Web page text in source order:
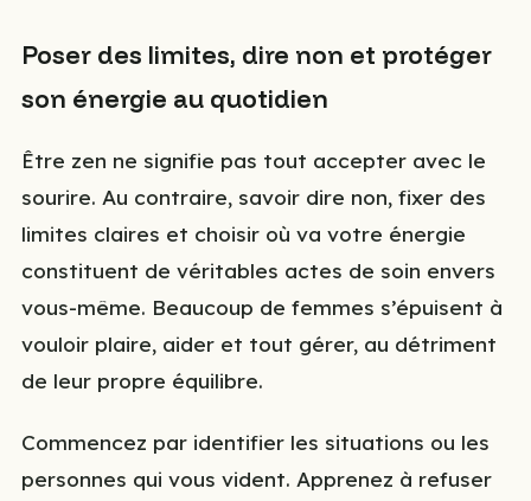
Poser des limites, dire non et protéger
son énergie au quotidien
Être zen ne signifie pas tout accepter avec le
sourire. Au contraire, savoir dire non, fixer des
limites claires et choisir où va votre énergie
constituent de véritables actes de soin envers
vous-même. Beaucoup de femmes s’épuisent à
vouloir plaire, aider et tout gérer, au détriment
de leur propre équilibre.
Commencez par identifier les situations ou les
personnes qui vous vident. Apprenez à refuser